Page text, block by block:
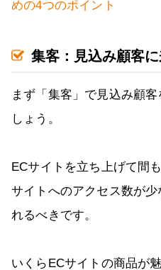
めの4つのポイント
集客：見込み顧客
まず「集客」で見込み顧
しょう。
ECサイトを立ち上げて間
サイトへのアクセス数が
れるべきです。
いくらECサイトの商品が